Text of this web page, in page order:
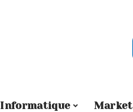
Informatique